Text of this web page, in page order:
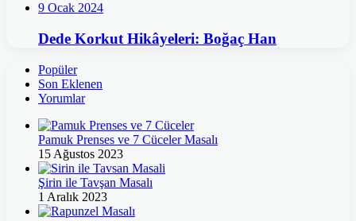
9 Ocak 2024
Dede Korkut Hikâyeleri: Boğaç Han
Popüler
Son Eklenen
Yorumlar
Pamuk Prenses ve 7 Cüceler Masalı
15 Ağustos 2023
Şirin ile Tavşan Masalı
1 Aralık 2023